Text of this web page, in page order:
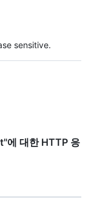
sensitive.
대한 HTTP 응